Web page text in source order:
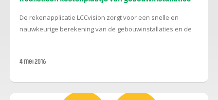
De rekenapplicatie LCCvision zorgt voor een snelle en
nauwkeurige berekening van de gebouwinstallaties en de
ontwikkelaar en kostendeskundige Bernd Karstenberg.
4 mei 2016